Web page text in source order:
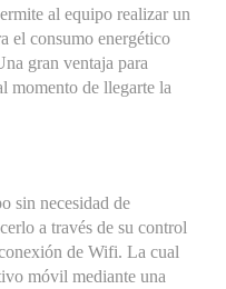
al equipo realizar un
el consumo energético
gran ventaja para
momento de llegarte la
sin necesidad de
a través de su control
de Wifi. La cual
móvil mediante una